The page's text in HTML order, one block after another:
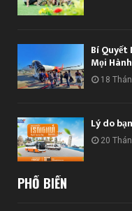
Bí Quyết
Mọi
18
Lý do
20
PHỔ BIẾN